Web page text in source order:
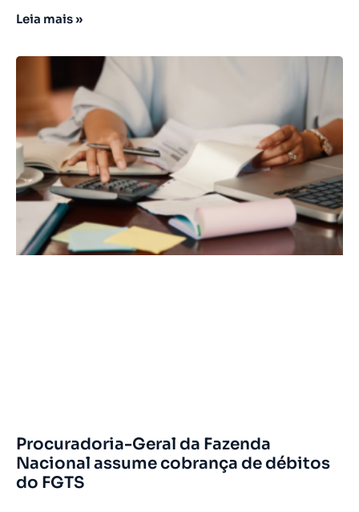
Leia mais »
Procuradoria-Geral da Fazenda
Nacional assume cobrança de débitos
do FGTS